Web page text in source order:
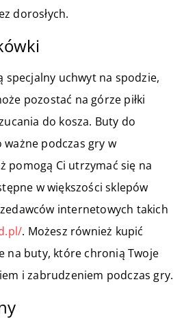
dorosłych.
specjalny uchwyt na spodzie,
pozostać na górze piłki
do kosza. Buty do
podczas gry w
pomogą Ci utrzymać się na
w większości sklepów
internetowych takich
. Możesz również kupić
na buty, które chronią Twoje
i zabrudzeniem podczas gry.